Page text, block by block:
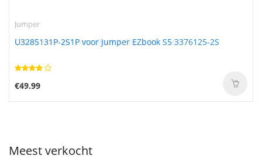
Jumper
U3285131P-2S1P voor Jumper EZbook S5 3376125-2S
€49.99
Meest verkocht